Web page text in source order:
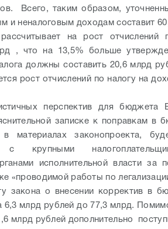
Всего, таким образом,
и неналоговым доходам составит
на рост отчислений
, что на 13,5% больше
должны составить 20,6 млрд
рост отчислений по налогу на
перспектив для бюджета
записке к поправкам в
материалах законопроекта,
крупными
исполнительной власти за
«проводимой работы по
закона о внесении корректив в
6,3 млрд рублей до 77,3 млрд.
млрд рублей дополнительно